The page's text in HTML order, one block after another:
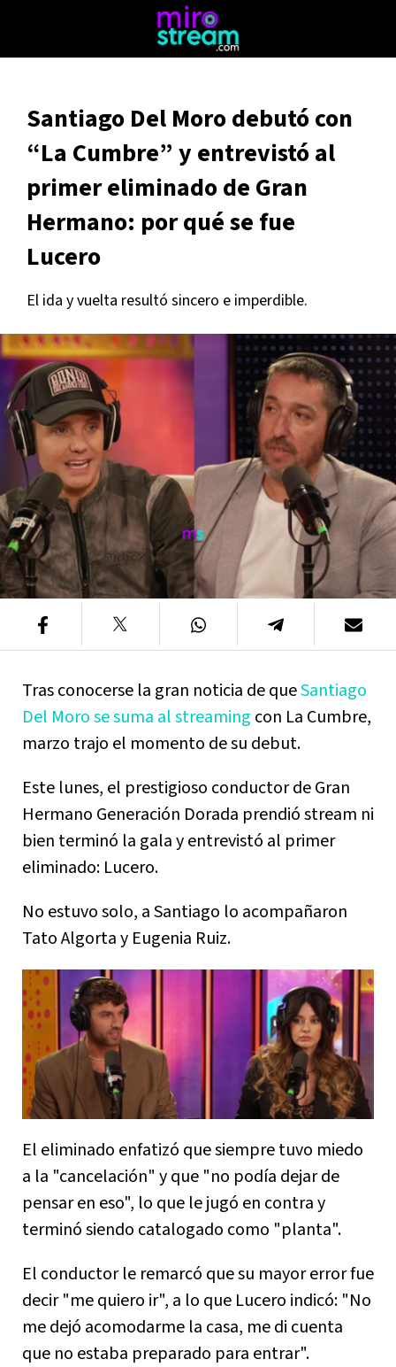
Santiago Del Moro debutó con
“La Cumbre” y entrevistó al
primer eliminado de Gran
Hermano: por qué se fue
Lucero
El ida y vuelta resultó sincero e imperdible.
Tras conocerse la gran noticia de queSantiago
Del Moro se suma al streaming con La Cumbre,
marzo trajo el momento de su debut.
Este lunes, el prestigioso conductor de Gran
Hermano Generación Dorada prendió stream ni
bien terminó la gala y entrevistó al primer
eliminado: Lucero.
No estuvo solo, a Santiago lo acompañaron
Tato Algorta y Eugenia Ruiz.
El eliminado enfatizó que siempre tuvo miedo
a la "cancelación" y que "no podía dejar de
pensar en eso", lo que le jugó en contra y
terminó siendo catalogado como "planta".
El conductor le remarcó que su mayor error fue
decir "me quiero ir", a lo que Lucero indicó: "No
me dejó acomodarme la casa, me di cuenta
que no estaba preparado para entrar".